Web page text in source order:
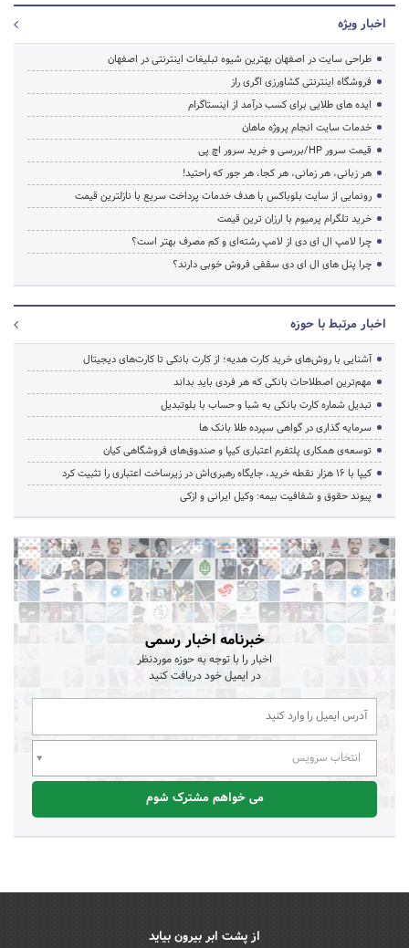
اخبار ویژه
طراحی سایت در اصفهان بهترین شیوه تبلیغات اینترنتی در اصفهان
فروشگاه اینترنتی کشاورزی اگری راز
ایده های طلایی برای کسب درآمد از اینستاگرام
خدمات سایت انجام پروژه ماهان
قیمت سرور HP/بررسی و خرید سرور اچ پی
هر زبانی، هر زمانی، هر کجا، هر جور که راحتید!
رونمایی از سایت بلوباکس با هدف خدمات پرداخت سریع با نازلترین قیمت
خرید تلگرام پرمیوم با ارزان ترین قیمت
چرا لامپ ال ای دی از لامپ رشته‌ای و کم مصرف بهتر است؟
چرا پنل های ال ای دی سقفی فروش خوبی دارند؟
اخبار مرتبط با حوزه
آشنایی با روش‌های خرید کارت هدیه؛ از کارت بانکی تا کارت‌های دیجیتال
مهم‌ترین اصطلاحات بانکی که هر فردی باید بداند
تبدیل شماره کارت بانکی به شبا و حساب با بلوتبدیل
سرمایه گذاری در گواهی سپرده طلا بانک ها
توسعه‌ی همکاری‌ پلتفرم اعتباری کیپا و صندوق‌های فروشگاهی کیان
کیپا با ۱۶ هزار نقطه خرید، جایگاه رهبری‌اش در زیرساخت اعتباری را تثبیت کرد
پیوند حقوق و شفافیت بیمه: وکیل ایرانی و ازکی
خبرنامه اخبار رسمی
اخبار را با توجه به حوزه موردنظر
در ایمیل خود دریافت کنید
انتخاب سرویس
می خواهم مشترک شوم
از پشت ابر بیرون بیاید